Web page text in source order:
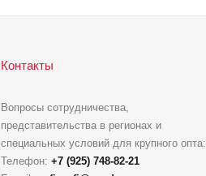
Контакты
Вопросы сотрудничества,
представительства в регионах и
специальных условий для крупного опта:
Телефон: +7 (925) 748-82-21